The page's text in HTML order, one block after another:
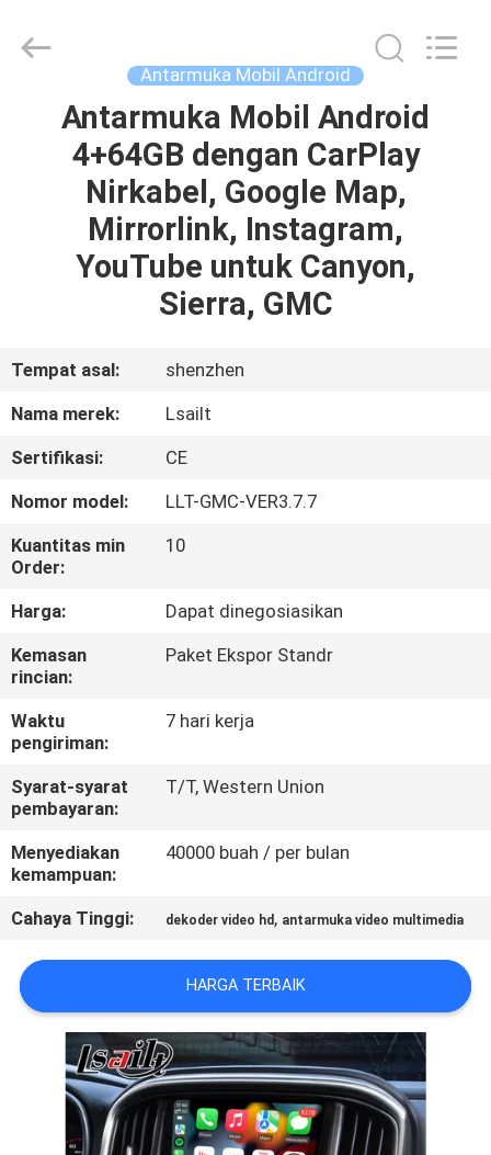
RUMAH
PRODUK
VIDEO
KAMI
PABRIK
KONTROL
KUALITAS
HUBUNGI
KAMI
BERITA
KASUS
SITEMAP
PRIVACY
POLICY
Electron
Co.,Ltd.
Antarmuka Mobil Android
Antarmuka Mobil Android
4+64GB dengan CarPlay
Nirkabel, Google Map,
Mirrorlink, Instagram,
YouTube untuk Canyon,
Sierra, GMC
Tempat asal:
shenzhen
Nama merek:
Lsailt
Sertifikasi:
CE
Nomor model:
LLT-GMC-VER3.7.7
Kuantitas min
Order:
10
Harga:
Dapat dinegosiasikan
Kemasan
rincian:
Paket Ekspor Standr
Waktu
pengiriman:
7 hari kerja
Syarat-syarat
pembayaran:
T/T, Western Union
Menyediakan
kemampuan:
40000 buah / per bulan
Cahaya Tinggi: dekoder video hd , antarmuka video multimedia
HARGA TERBAIK